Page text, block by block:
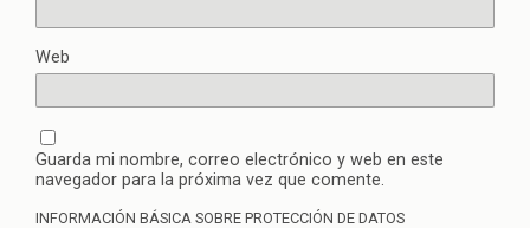
Web
Guarda mi nombre, correo electrónico y web en este
navegador para la próxima vez que comente.
INFORMACIÓN BÁSICA SOBRE PROTECCIÓN DE DATOS